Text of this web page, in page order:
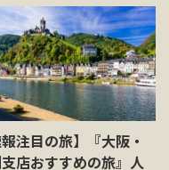
報注目の旅】『大阪・
店おすすめの旅』人